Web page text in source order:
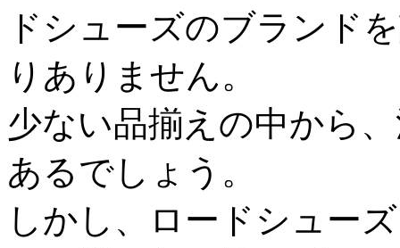
ドシューズのブランド
りありません。
少ない品揃えの中から
あるでしょう。
しかし、ロードシュー